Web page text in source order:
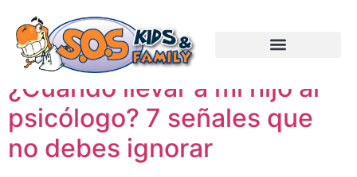
Etiquetas:Crianza
¿Cuándo llevar a mi hijo al
psicólogo? 7 señales que
no debes ignorar